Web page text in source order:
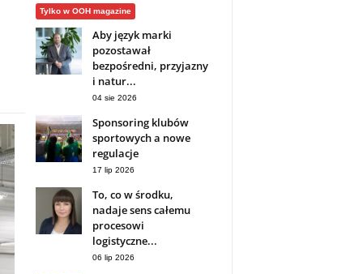
Tylko w OOH magazine
Aby język marki
pozostawał
bezpośredni, przyjazny
i natur...
04 sie 2026
Sponsoring klubów
sportowych a nowe
regulacje
17 lip 2026
To, co w środku,
nadaje sens całemu
procesowi
logistyczne...
06 lip 2026